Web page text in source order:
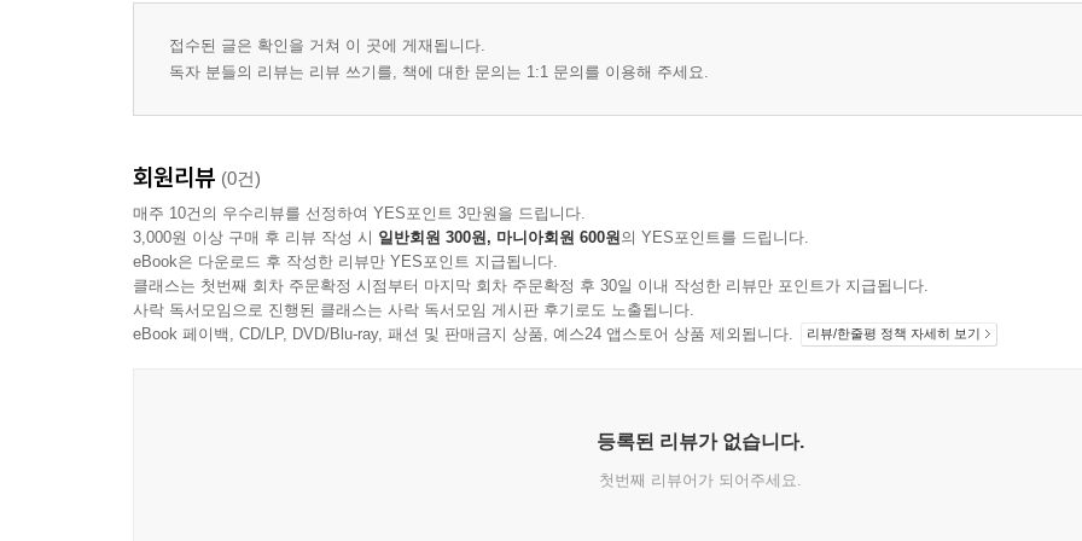
5.3. ‘德案’ 문서의 내용별 분류
5.3.1. 德案 謄綴의 내용분류 목록
5.3.2. ‘德案’ 문서의 새로운 내용분류 목록 제안
6. 결론
참고문헌
부록
Ⅰ. ‘德案’에 등장하는 독일인 및 지명의 한자 표기
Ⅱ. ‘德案’ 문서 판본의 비교(사례: 고려대 덕안 문서번호 9)
접수된 글은 확인을 거쳐 이 곳에 게재됩니다.
독자 분들의 리뷰는 리뷰 쓰기를, 책에 대한 문의는 1:1 문의를 이용해 주세요.
회원리뷰 (0건)
매주 10건의 우수리뷰를 선정하여 YES포인트 3만원을 드립니다.
3,000원 이상 구매 후 리뷰 작성 시 일반회원 300원, 마니아회원 600원의 YES포인트를 드립니다.
eBook은 다운로드 후 작성한 리뷰만 YES포인트 지급됩니다.
클래스는 첫번째 회차 주문확정 시점부터 마지막 회차 주문확정 후 30일 이내 작성한 리뷰만 포인트가 지급됩니다.
사락 독서모임으로 진행된 클래스는 사락 독서모임 게시판 후기로도 노출됩니다.
eBook 페이백, CD/LP, DVD/Blu-ray, 패션 및 판매금지 상품, 예스24 앱스토어 상품 제외됩니다.
리뷰/한줄평 정책 자세히 보기
등록된 리뷰가 없습니다.
첫번째 리뷰어가 되어주세요.